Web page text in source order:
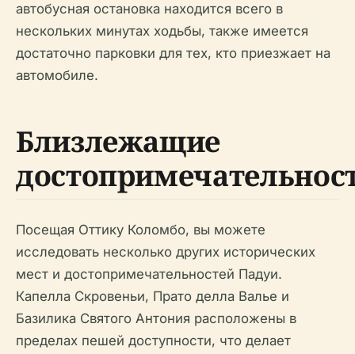
автобусная остановка находится всего в
нескольких минутах ходьбы, также имеется
достаточно парковки для тех, кто приезжает на
автомобиле.
Близлежащие
Посещая Оттику Коломбо, вы можете
исследовать несколько других исторических
мест и достопримечательностей Падуи.
Капелла Скровеньи, Прато делла Валье и
Базилика Святого Антония расположены в
пределах пешей доступности, что делает